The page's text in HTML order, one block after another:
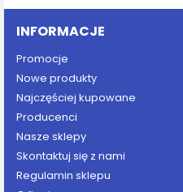
INFORMACJE
Promocje
Nowe produkty
Najczęściej kupowane
Producenci
Nasze sklepy
Skontaktuj się z nami
Regulamin sklepu